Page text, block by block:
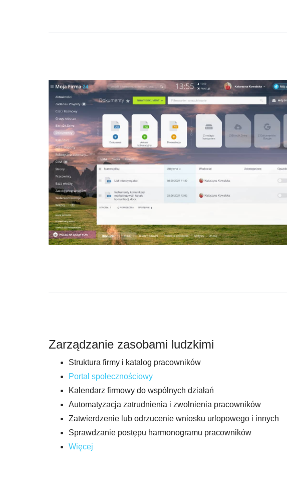
Zarządzanie zasobami ludzkimi
Struktura firmy i katalog pracowników
Portal społecznościowy
Kalendarz firmowy do wspólnych działań
Automatyzacja zatrudnienia i zwolnienia pracowników
Zatwierdzenie lub odrzucenie wniosku urlopowego i innych
Sprawdzanie postępu harmonogramu pracowników
Więcej